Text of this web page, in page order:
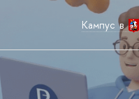
Кампус в